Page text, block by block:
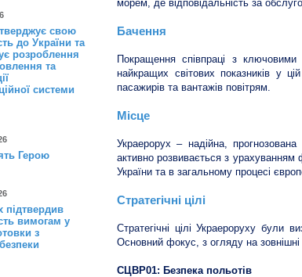
свою
до України та
розроблення
та
системи
Герою
підтвердив
вимогам у
з
морем, де відповідальність за
Бачення
Покращення співпраці з ключовими
найкращих світових показників у
пасажирів та вантажів повітрям.
Місце
Украерорух – надійна, прогнозована
активно розвивається з урахуванням
України та в загальному процесі
Стратегічні цілі
Стратегічні цілі Украероруху були
Основний фокус, з огляду на
СЦВР01: Безпека польотів